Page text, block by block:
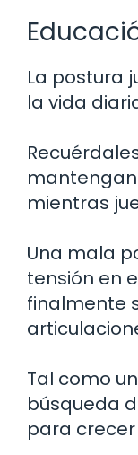
La postura
la vida
mientras
Una mala
tensión en
finalmente
Tal como
búsqueda
para